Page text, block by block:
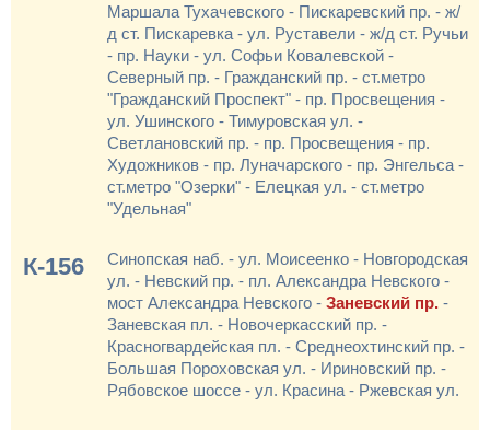
Маршала Тухачевского - Пискаревский пр. - ж/
д ст. Пискаревка - ул. Руставели - ж/д ст. Ручьи
- пр. Науки - ул. Софьи Ковалевской -
Северный пр. - Гражданский пр. - ст.метро
"Гражданский Проспект" - пр. Просвещения -
ул. Ушинского - Тимуровская ул. -
Светлановский пр. - пр. Просвещения - пр.
Художников - пр. Луначарского - пр. Энгельса -
ст.метро "Озерки" - Елецкая ул. - ст.метро
"Удельная"
К-156
Синопская наб. - ул. Моисеенко - Новгородская
ул. - Невский пр. - пл. Александра Невского -
мост Александра Невского - Заневский пр. -
Заневская пл. - Новочеркасский пр. -
Красногвардейская пл. - Среднеохтинский пр. -
Большая Пороховская ул. - Ириновский пр. -
Рябовское шоссе - ул. Красина - Ржевская ул.